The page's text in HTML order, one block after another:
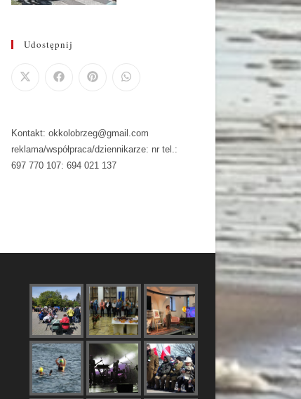
Udostępnij
Kontakt: okkolobrzeg@gmail.com
reklama/współpraca/dziennikarze: nr tel.:
697 770 107: 694 021 137